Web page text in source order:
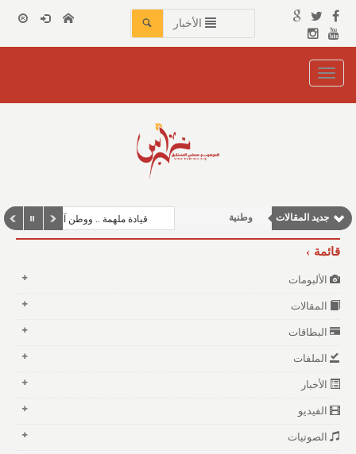
الأخبار
Toggle
navigation
جديد المقالات وطنية
نوافذ الثقافة و الأدب
قيادة ملهمة .. ووطن آمن
قائمة
الألبومات
المقالات
البطاقات
الملفات
الأخبار
الفيديو
الصوتيات